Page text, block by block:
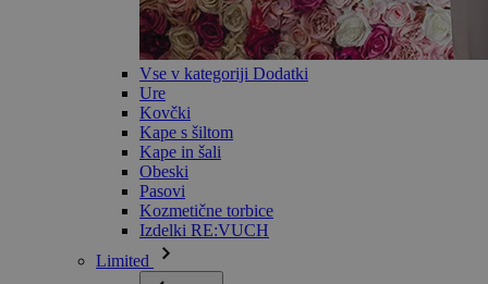
Vse v kategoriji Dodatki
Ure
Kovčki
Kape s šiltom
Kape in šali
Obeski
Pasovi
Kozmetične torbice
Izdelki RE:VUCH
Limited